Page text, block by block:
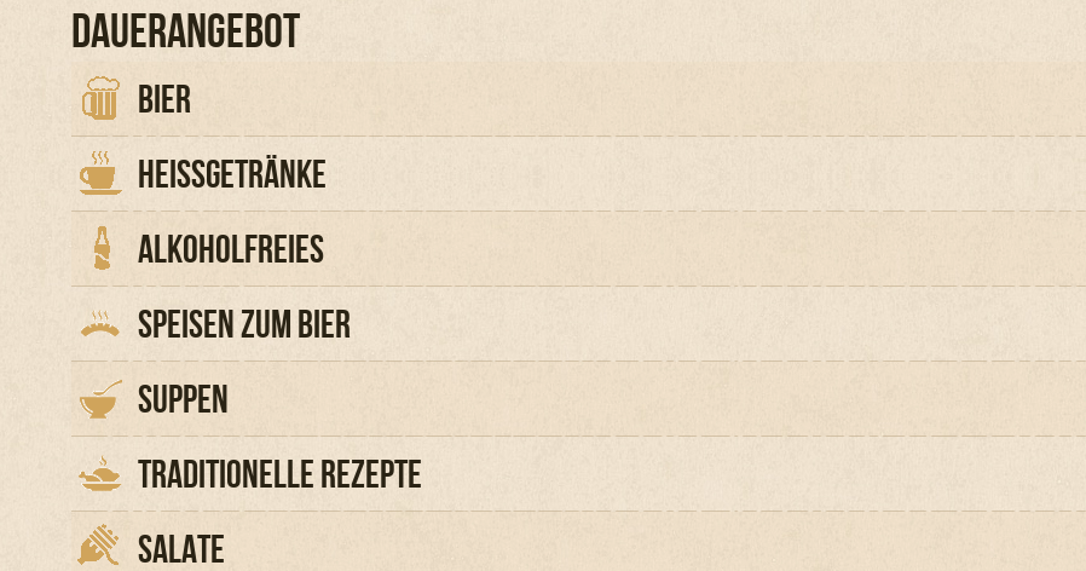
Dauerangebot
BIER
HEISSGETRÄNKE
ALKOHOLFREIES
SPEISEN ZUM BIER
SUPPEN
TRADITIONELLE REZEPTE
SALATE